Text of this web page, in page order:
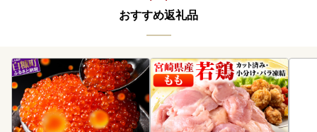
おすすめ返礼品